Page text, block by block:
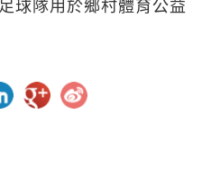
球隊用於鄉村體育公益